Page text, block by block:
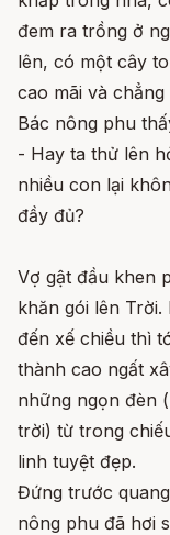
đem ra trồng ở
lên, có một cây
cao mãi và
Bác nông phu
- Hay ta thử lên
nhiều con lại
đầy đủ?
Vợ gật đầu khen
khăn gói lên
đến xế chiều thì
thành cao ngất
những ngọn đèn
trời) từ trong
linh tuyệt đẹp.
Đứng trước
nông phu đã hơi